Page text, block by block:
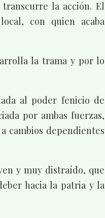
la acción. El
con quien acaba
la trama y por lo
al poder fenicio de
por ambas fuerzas,
cambios dependientes
y muy distraído, que
hacia la patria y la